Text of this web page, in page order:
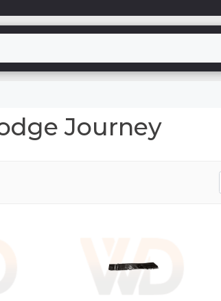
Journey